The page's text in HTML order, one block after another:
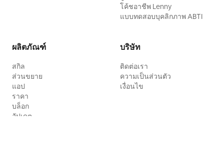
โค้ชอาชีพ Lenny
แบบทดสอบบุคลิกภาพ ABTI
ผลิตภัณฑ์
สกิล
ส่วนขยาย
แอป
ราคา
บล็อก
อัปเดต
บริษัท
ติดต่อเรา
ความเป็นส่วนตัว
เงื่อนไข